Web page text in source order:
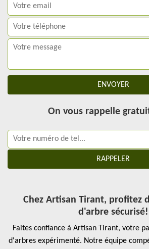
On vous rappelle
Chez Artisan Tirant, profitez
d'arbre sécurisé!
Faites confiance à Artisan Tirant, votre
d'arbres expérimenté. Notre équipe